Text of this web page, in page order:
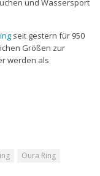
und Wassersport
seit gestern für 950
Größen zur
werden als
Oura Ring